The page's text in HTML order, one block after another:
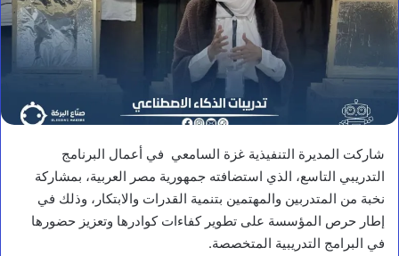
شاركت المديرة التنفيذية غزة السامعي في أعمال البرنامج
التدريبي التاسع، الذي استضافته جمهورية مصر العربية، بمشاركة
نخبة من المتدربين والمهتمين بتنمية القدرات والابتكار، وذلك في
إطار حرص المؤسسة على تطوير كفاءات كوادرها وتعزيز حضورها
في البرامج التدريبية المتخصصة.